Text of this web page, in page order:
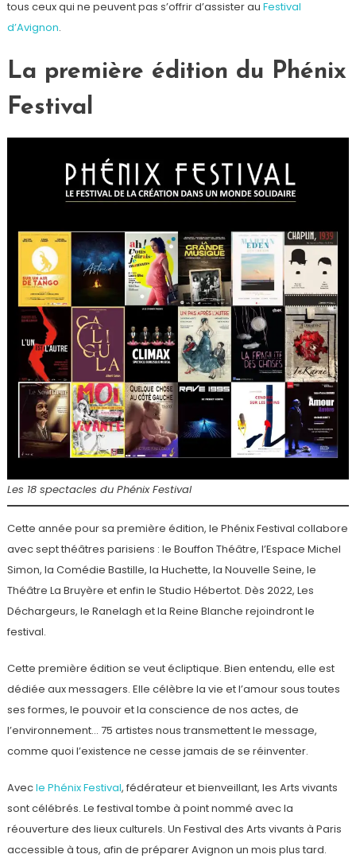
tous ceux qui ne peuvent pas s’offrir d’assister au Festival
d’Avignon.
La première édition du Phénix
Festival
Les 18 spectacles du Phénix Festival
Cette année pour sa première édition, le Phénix Festival collabore
avec sept théâtres parisiens : le Bouffon Théâtre, l’Espace Michel
Simon, la Comédie Bastille, la Huchette, la Nouvelle Seine, le
Théâtre La Bruyère et enfin le Studio Hébertot. Dès 2022, Les
Déchargeurs, le Ranelagh et la Reine Blanche rejoindront le
festival.
Cette première édition se veut écliptique. Bien entendu, elle est
dédiée aux messagers. Elle célèbre la vie et l’amour sous toutes
ses formes, le pouvoir et la conscience de nos actes, de
l’environnement… 75 artistes nous transmettent le message,
comme quoi l’existence ne cesse jamais de se réinventer.
Avecle Phénix Festival, fédérateur et bienveillant, les Arts vivants
sont célébrés. Le festival tombe à point nommé avec la
réouverture des lieux culturels. Un Festival des Arts vivants à Paris
accessible à tous, afin de préparer Avignon un mois plus tard.